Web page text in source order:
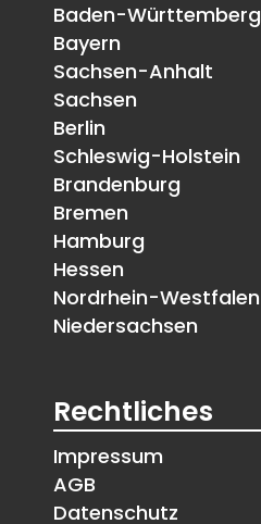
Baden-Württemberg
Bayern
Sachsen-Anhalt
Sachsen
Berlin
Schleswig-Holstein
Brandenburg
Bremen
Hamburg
Hessen
Nordrhein-Westfalen
Niedersachsen
Rechtliches
Impressum
AGB
Datenschutz